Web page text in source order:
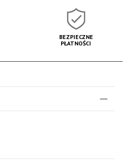
BEZPIECZNE
PŁATNOŚCI